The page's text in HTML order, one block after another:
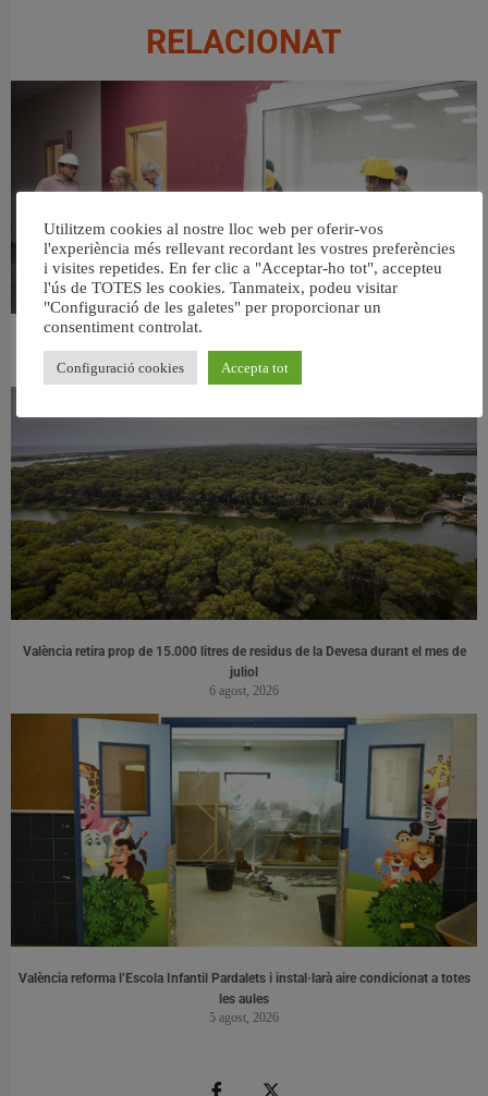
RELACIONAT
6 agost, 2026
València retira prop de 15.000 litres de residus de la Devesa durant el mes de
juliol
6 agost, 2026
València reforma l’Escola Infantil Pardalets i instal·larà aire condicionat a totes
les aules
5 agost, 2026
Utilitzem cookies al nostre lloc web per oferir-vos
l'experiència més rellevant recordant les vostres preferències
i visites repetides. En fer clic a "Acceptar-ho tot", accepteu
l'ús de TOTES les cookies. Tanmateix, podeu visitar
"Configuració de les galetes" per proporcionar un
consentiment controlat.
Configuració cookies Accepta tot